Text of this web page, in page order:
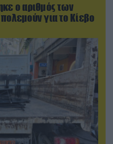
ο αριθμός των
για το Κίεβο